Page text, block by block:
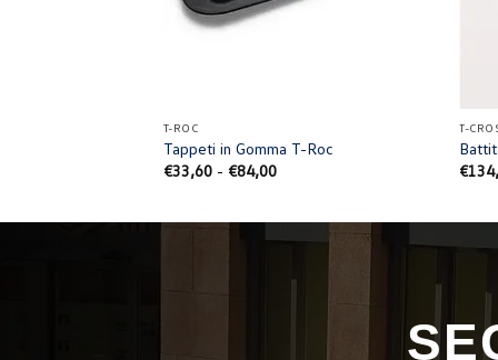
T-ROC
Tappeti in Gomma T-Roc
€33,60 - €84,00Fascia
T-
€